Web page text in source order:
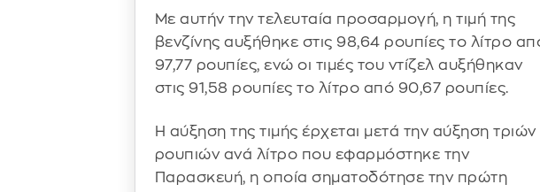
Με αυτήν την τελευταία προσαρμογή, η τιμή της
βενζίνης αυξήθηκε στις 98,64 ρουπίες το λίτρο
97,77 ρουπίες, ενώ οι τιμές του ντίζελ αυξήθηκαν
στις 91,58 ρουπίες το λίτρο από 90,67 ρουπίες.
Η αύξηση της τιμής έρχεται μετά την αύξηση τριών
ρουπιών ανά λίτρο που εφαρμόστηκε την
Παρασκευή, η οποία σηματοδότησε την πρώτη